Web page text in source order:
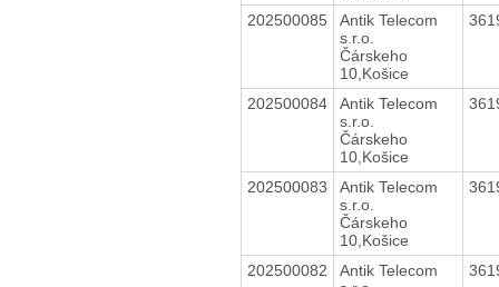
202500085
Antik Telecom
s.r.o.
Čárskeho
10,Košice
202500084
Antik Telecom
s.r.o.
Čárskeho
10,Košice
202500083
Antik Telecom
s.r.o.
Čárskeho
10,Košice
202500082
Antik Telecom